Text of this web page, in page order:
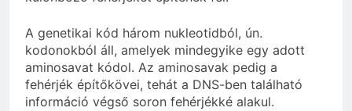
A genetikai kód három nukleotidból, ún.
kodonokból áll, amelyek mindegyike egy adott
aminosavat kódol. Az aminosavak pedig a
fehérjék építőkövei, tehát a DNS-ben található
információ végső soron fehérjékké alakul.